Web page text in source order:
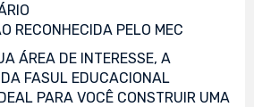
RECONHECIDA PELO MEC
ÁREA DE INTERESSE, A
DA FASUL EDUCACIONAL
PARA VOCÊ CONSTRUIR UMA